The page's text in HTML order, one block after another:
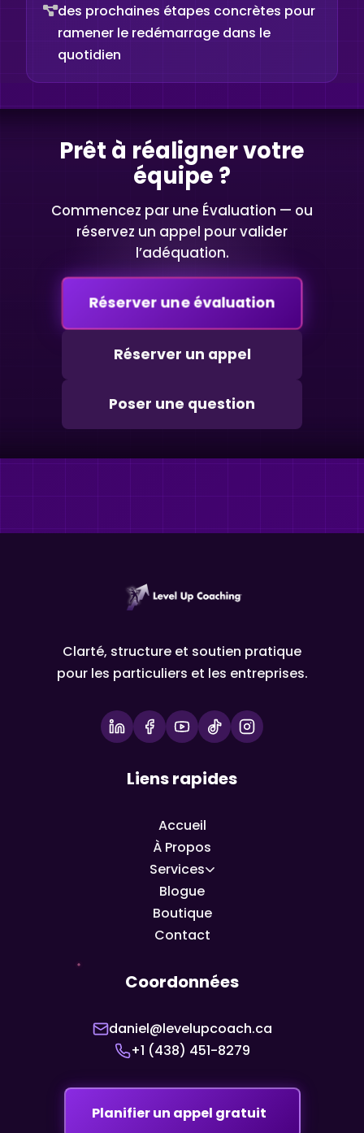
des prochaines étapes concrètes pour
ramener le redémarrage dans le
quotidien
Prêt à réaligner votre
équipe ?
Commencez par une Évaluation — ou
réservez un appel pour valider
l’adéquation.
Réserver une évaluation
Réserver un appel
Poser une question
Clarté, structure et soutien pratique
pour les particuliers et les entreprises.
Liens rapides
Accueil
À Propos
Services
Blogue
Boutique
Contact
Coordonnées
daniel@levelupcoach.ca
+1 (438) 451-8279
Planifier un appel gratuit